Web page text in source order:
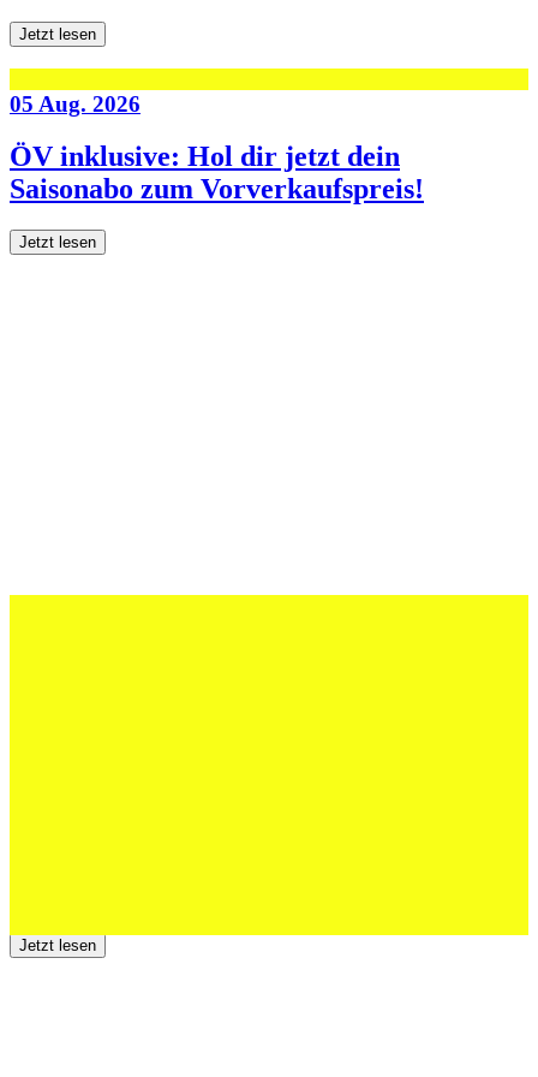
Jetzt lesen
05 Aug. 2026
ÖV inklusive: Hol dir jetzt dein
Saisonabo zum Vorverkaufspreis!
Jetzt lesen
Jetzt lesen